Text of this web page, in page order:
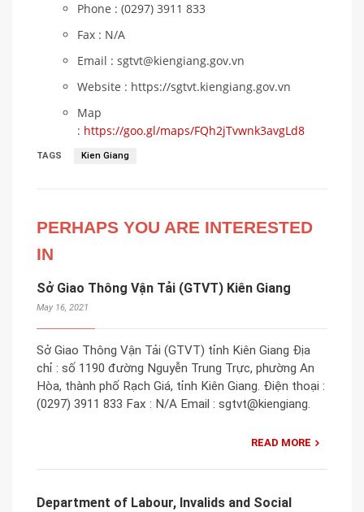
Phone : (0297) 3911 833
Fax : N/A
Email : sgtvt@kiengiang.gov.vn
Website : https://sgtvt.kiengiang.gov.vn
Map
: https://goo.gl/maps/FQh2jTvwnk3avgLd8
TAGS Kien Giang
PERHAPS YOU ARE INTERESTED
IN
Sở Giao Thông Vận Tải (GTVT) Kiên Giang
May 16, 2021
Sở Giao Thông Vận Tải (GTVT) tỉnh Kiên Giang Ðịa
chỉ : số 1190 đường Nguyễn Trung Trực, phường An
Hòa, thành phố Rạch Giá, tỉnh Kiên Giang. Điện thoại :
(0297) 3911 833 Fax : N/A Email : sgtvt@kiengiang.
READ MORE
Department of Labour, Invalids and Social